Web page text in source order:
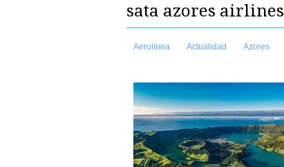
sata azores airlines
Aerolínea Actualidad Azores